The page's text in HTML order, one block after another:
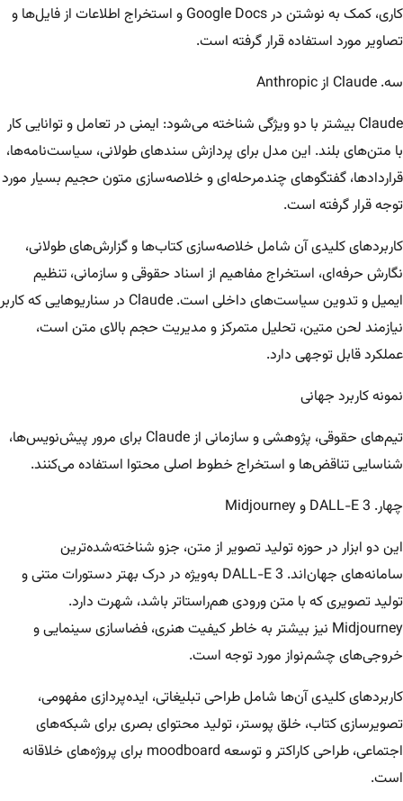
کاری، کمک به نوشتن در Google Docs و استخراج اطلاعات از فایل‌ها و
تصاویر مورد استفاده قرار گرفته است.
سه. Claude از Anthropic
Claude بیشتر با دو ویژگی شناخته می‌شود: ایمنی در تعامل و توانایی کار
با متن‌های بلند. این مدل برای پردازش سندهای طولانی، سیاست‌نامه‌ها،
قراردادها، گفتگوهای چندمرحله‌ای و خلاصه‌سازی متون حجیم بسیار مورد
توجه قرار گرفته است.
کاربردهای کلیدی آن شامل خلاصه‌سازی کتاب‌ها و گزارش‌های طولانی،
نگارش حرفه‌ای، استخراج مفاهیم از اسناد حقوقی و سازمانی، تنظیم
ایمیل و تدوین سیاست‌های داخلی است. Claude در سناریوهایی که کاربر
نیازمند لحن متین، تحلیل متمرکز و مدیریت حجم بالای متن است،
عملکرد قابل توجهی دارد.
نمونه کاربرد جهانی
تیم‌های حقوقی، پژوهشی و سازمانی از Claude برای مرور پیش‌نویس‌ها،
شناسایی تناقض‌ها و استخراج خطوط اصلی محتوا استفاده می‌کنند.
چهار. DALL-E 3 و Midjourney
این دو ابزار در حوزه تولید تصویر از متن، جزو شناخته‌شده‌ترین
سامانه‌های جهان‌اند. DALL-E 3 به‌ویژه در درک بهتر دستورات متنی و
تولید تصویری که با متن ورودی هم‌راستاتر باشد، شهرت دارد.
Midjourney نیز بیشتر به خاطر کیفیت هنری، فضاسازی سینمایی و
خروجی‌های چشم‌نواز مورد توجه است.
کاربردهای کلیدی آن‌ها شامل طراحی تبلیغاتی، ایده‌پردازی مفهومی،
تصویرسازی کتاب، خلق پوستر، تولید محتوای بصری برای شبکه‌های
اجتماعی، طراحی کاراکتر و توسعه moodboard برای پروژه‌های خلاقانه
است.